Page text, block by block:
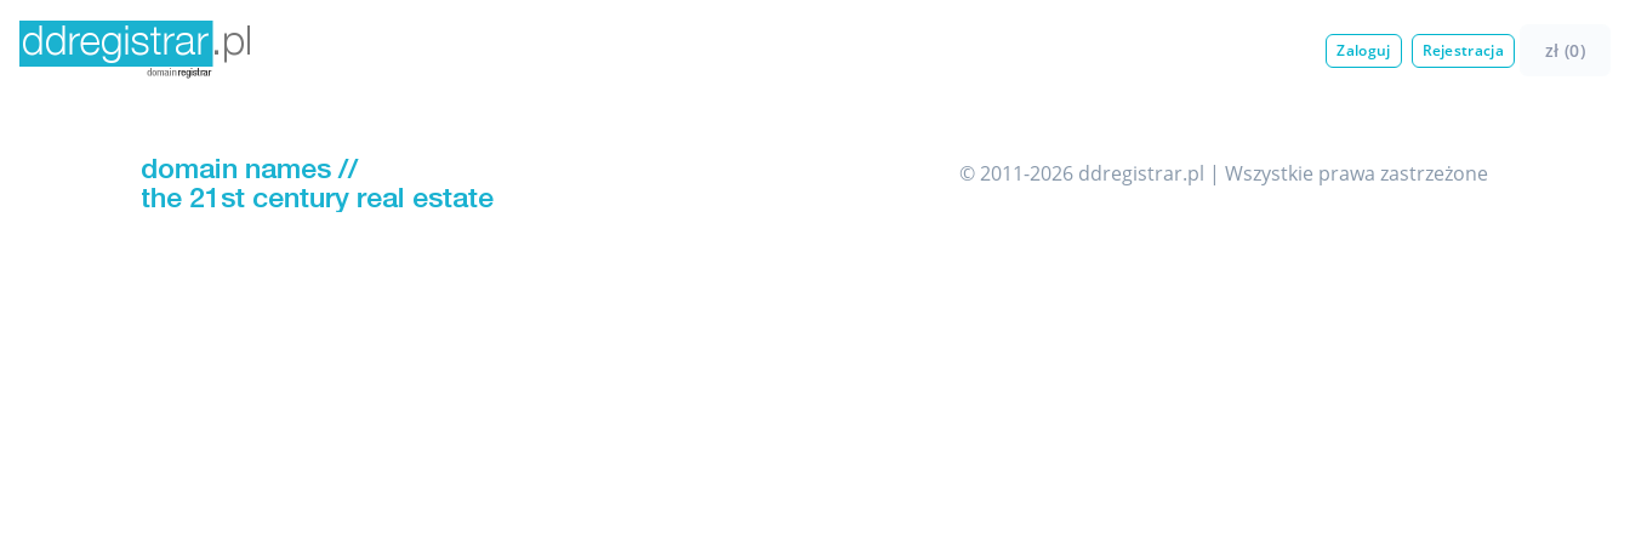
Zaloguj Rejestracja zł (0)
© 2011-2026 ddregistrar.pl | Wszystkie prawa zastrzeżone